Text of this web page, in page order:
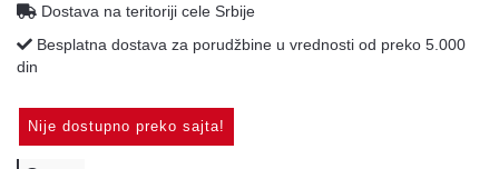
Dostava na teritoriji cele Srbije
Besplatna dostava za porudžbine u vrednosti od preko 5.000
din
Nije dostupno preko sajta!